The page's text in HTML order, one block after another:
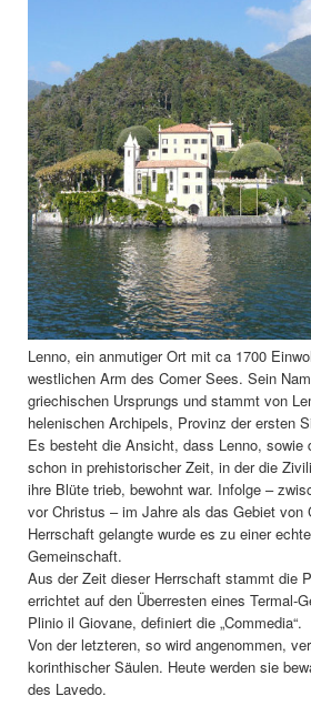
Lenno, ein anmutiger Ort mit ca 1700
westlichen Arm des Comer Sees. Sein
griechischen Ursprungs und stammt von
helenischen Archipels, Provinz der ersten
Es besteht die Ansicht, dass Lenno, sowie
schon in prehistorischer Zeit, in der die
ihre Blüte trieb, bewohnt war. Infolge –
vor Christus – im Jahre als das Gebiet von
Herrschaft gelangte wurde es zu einer
Gemeinschaft.
Aus der Zeit dieser Herrschaft stammt die
errichtet auf den Überresten eines Termal-
Plinio il Giovane, definiert die „Commedia“.
Von der letzteren, so wird angenommen,
korinthischer Säulen. Heute werden sie
des Lavedo.